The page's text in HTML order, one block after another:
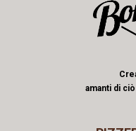
amanti di